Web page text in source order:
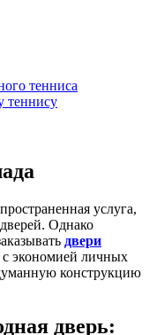
тенниса
теннису
услуга,
Однако
двери
экономией личных
конструкцию
дверь: